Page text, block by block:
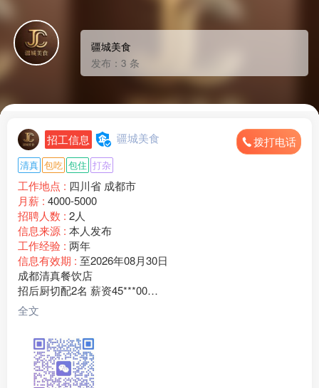
疆城美食
发布：3 条
招工信息 疆城美食 拨打电话
清真 包吃 包住 打杂
工作地点 : 四川省 成都市
月薪 : 4000-5000
招聘人数 : 2人
信息来源 : 本人发布
工作经验 : 两年
信息有效期 : 至2026年08月30日
成都清真餐饮店
招后厨切配2名 薪资45***00
老板临夏人，门店客源稳定，现招聘后厨切配2名
任职要求：
1、有餐饮切配经验，会食材改刀、配菜、整理库房、打扫后
厨卫生；
2、为人勤快肯干，手脚麻利，服从厨师长和门店管理安排；
3、做事踏实靠谱，能长期稳定上班，短期过渡勿扰；
全文